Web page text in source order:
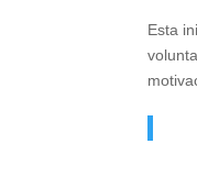
Esta